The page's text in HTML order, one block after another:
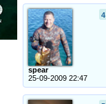
4
spear
25-09-2009 22:47